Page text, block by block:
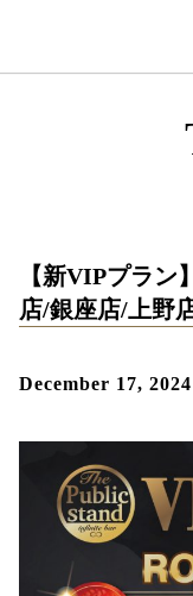
【新VIPプラン
店/銀座店/上野
December 17, 2024